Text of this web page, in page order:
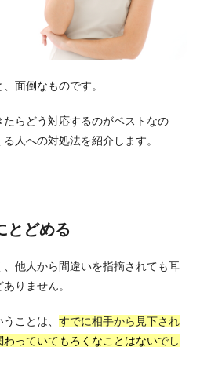
面倒なものです。
たらどう対応するのがベストなの
人への対処法を紹介します。
とどめる
他人から間違いを指摘されても耳
りません。
ことは、 すでに相手から見下され
わっていてもろくなことはないでし